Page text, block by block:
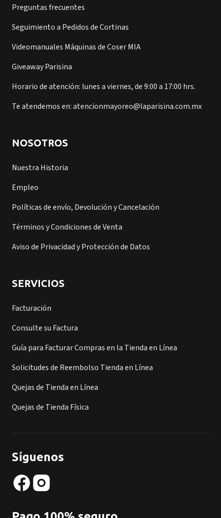
Preguntas frecuentes
Seguimiento a Pedidos de Cortinas
Videomanuales Máquinas de Coser MIA
Giveaway Parisina
Horario de atención: lunes a viernes, de 9:00 a 17:00 hrs.
Te atendemos en: atencionmayoreo@laparisina.com.mx
NOSOTROS
Nuestra Historia
Empleo
Políticas de envío, Devolución y Cancelación
Términos y Condiciones de Venta
Aviso de Privacidad y Protección de Datos
SERVICIOS
Facturación
Consulte su Factura
Guía para Facturar Compras en la Tienda en Línea
Solicitudes de Reembolso Tienda en Línea
Quejas de Tienda en Línea
Quejas de Tienda Física
Síguenos